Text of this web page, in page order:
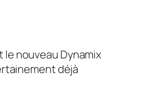
le nouveau Dynamix
déjà